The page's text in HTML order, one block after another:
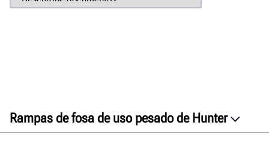
Rampas de fosa de uso pesado de Hunter